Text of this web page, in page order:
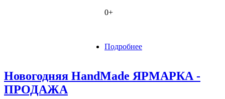
0+
Подробнее
Новогодняя HandMade ЯРМАРКА -
ПРОДАЖА